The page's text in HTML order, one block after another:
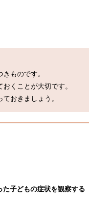
ものです。
くことが大切です。
子どもの症状を観察する